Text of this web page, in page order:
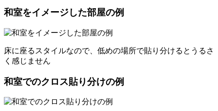
和室をイメージした部屋の例
床に座るスタイルなので、低めの場所で貼り分けるとうるさ
く感じません
和室でのクロス貼り分けの例